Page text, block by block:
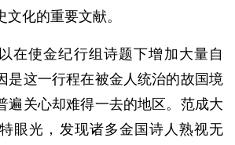
化的重要文献。
在使金纪行组诗题下增加大量自
是这一行程在被金人统治的故国境
遍关心却难得一去的地区。范成大
眼光，发现诸多金国诗人熟视无